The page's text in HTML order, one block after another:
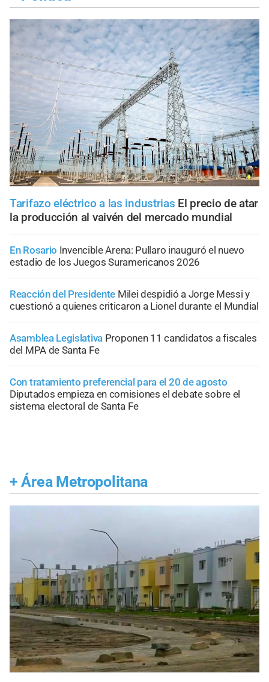
Tarifazo eléctrico a las industrias El precio de atar
la producción al vaivén del mercado mundial
En Rosario Invencible Arena: Pullaro inauguró el nuevo
estadio de los Juegos Suramericanos 2026
Reacción del Presidente Milei despidió a Jorge Messi y
cuestionó a quienes criticaron a Lionel durante el Mundial
Asamblea Legislativa Proponen 11 candidatos a fiscales
del MPA de Santa Fe
Con tratamiento preferencial para el 20 de agosto
Diputados empieza en comisiones el debate sobre el
sistema electoral de Santa Fe
+ Área Metropolitana